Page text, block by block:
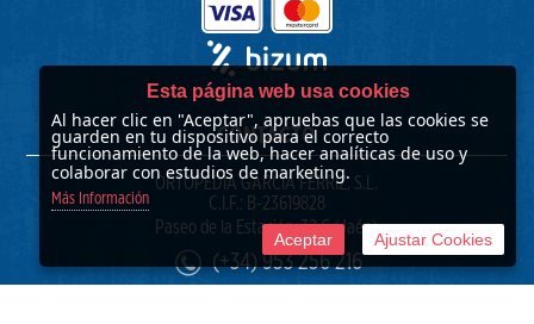
CONTACTO
ORTOPEDIA GARCÍA FÉRRIZ, S.L.
C.I.F.: B-23619828
Paseo de la Estación, 32 C (Jaén)
(+34) 953 256 216
Esta página web usa cookies
Al hacer clic en "Aceptar", apruebas que las cookies se
guarden en tu dispositivo para el correcto
funcionamiento de la web, hacer analíticas de uso y
colaborar con estudios de marketing.
Más Información
Aceptar Ajustar Cookies